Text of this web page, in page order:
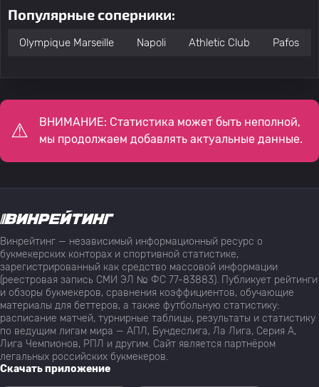
Популярные соперники:
Olympique Marseille Napoli Athletic Club Pafos
ВНИМАНИЕ: Статистика может быть неполной,
мы продолжаем добавлять актуальные данные.
Винрейтинг — независимый информационный ресурс о
букмекерских конторах и спортивной статистике,
зарегистрированный как средство массовой информации
(реестровая запись СМИ ЭЛ № ФС 77-83883). Публикует рейтинги
и обзоры букмекеров, сравнения коэффициентов, обучающие
материалы для беттеров, а также футбольную статистику:
расписание матчей, турнирные таблицы, результаты и статистику
по ведущим лигам мира — АПЛ, Бундеслига, Ла Лига, Серия А,
Лига Чемпионов, РПЛ и другим. Сайт является партнёром
легальных российских букмекеров.
Скачать приложение